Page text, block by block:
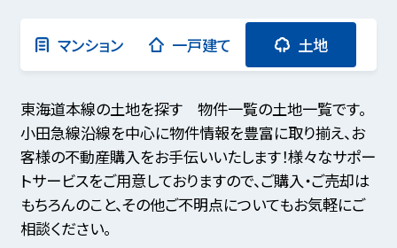
マンション 一戸建て 土地
東海道本線の土地を探す 物件一覧の土地一覧です。
小田急線沿線を中心に物件情報を豊富に取り揃え、お
客様の不動産購入をお手伝いいたします！様々なサポー
トサービスをご用意しておりますので、ご購入・ご売却は
もちろんのこと、その他ご不明点についてもお気軽にご
相談ください。